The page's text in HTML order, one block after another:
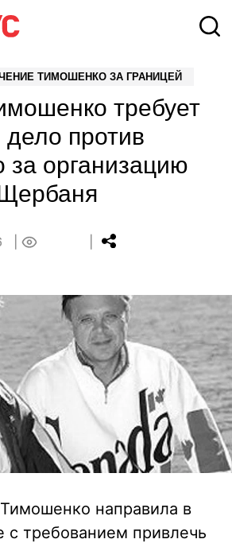
ТИМОШЕНКО ЗА ГРАНИЦЕЙ
требует
дело против
за организацию
направила в
с требованием привлечь